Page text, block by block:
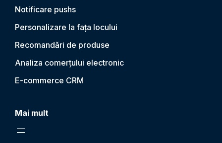
Notificare pushs
Personalizare la fața locului
Recomandări de produse
Analiza comerțului electronic
E-commerce CRM
Mai mult